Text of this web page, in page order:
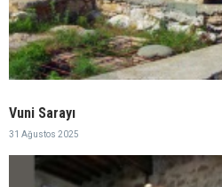
Vuni Sarayı
31 Ağustos 2025